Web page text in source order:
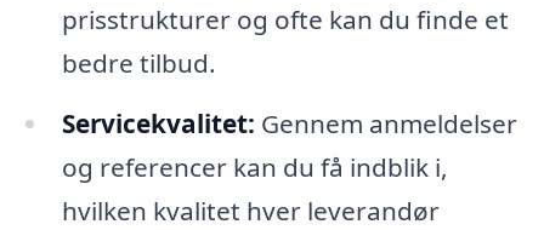
prisstrukturer og ofte kan du finde et
bedre tilbud.
Servicekvalitet: Gennem anmeldelser
og referencer kan du få indblik i,
hvilken kvalitet hver leverandør